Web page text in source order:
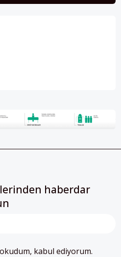
haberdar
okudum, kabul ediyorum.